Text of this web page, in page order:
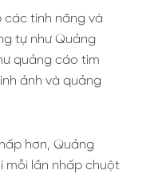
các tính năng và
tự như Quảng
quảng cáo tìm
ảnh và quảng
hơn, Quảng
mỗi lần nhấp chuột